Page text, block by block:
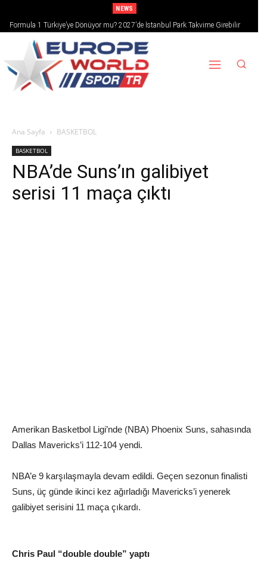
NEWS
Formula 1 Türkiye’ye Dönüyor mu? 2027’de İstanbul Park Takvime Girebilir
Ana Sayfa BASKETBOL
BASKETBOL
NBA’de Suns’ın galibiyet
serisi 11 maça çıktı
Amerikan Basketbol Ligi’nde (NBA) Phoenix Suns, sahasında
Dallas Mavericks’i 112-104 yendi.
NBA’e 9 karşılaşmayla devam edildi. Geçen sezonun finalisti
Suns, üç günde ikinci kez ağırladığı Mavericks’i yenerek
galibiyet serisini 11 maça çıkardı.
Chris Paul “double double” yaptı